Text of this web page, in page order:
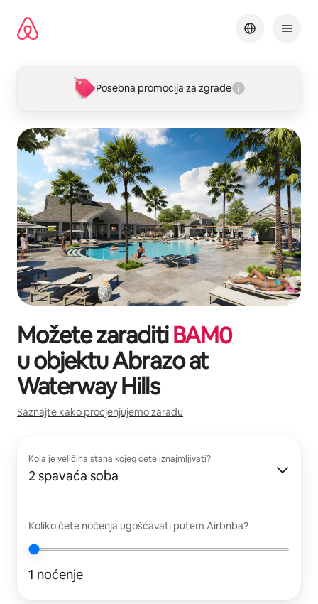
sadržaj
Posebna promocija za zgrade
Možete zaraditiBAM0
u objektuAbrazo at
Waterway Hills
Saznajte kako procjenjujemo zaradu
Koja je veličina stana kojeg ćete iznajmljivati?
2 spavaća soba
Koliko ćete noćenja ugošćavati putem Airbnba?
1 noćenje